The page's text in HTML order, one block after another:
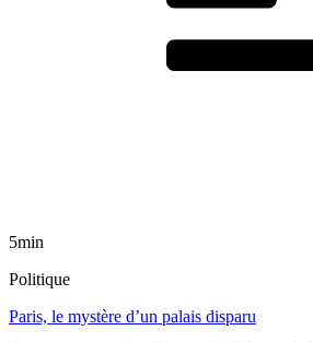
5min
Politique
Paris, le mystère d’un palais disparu